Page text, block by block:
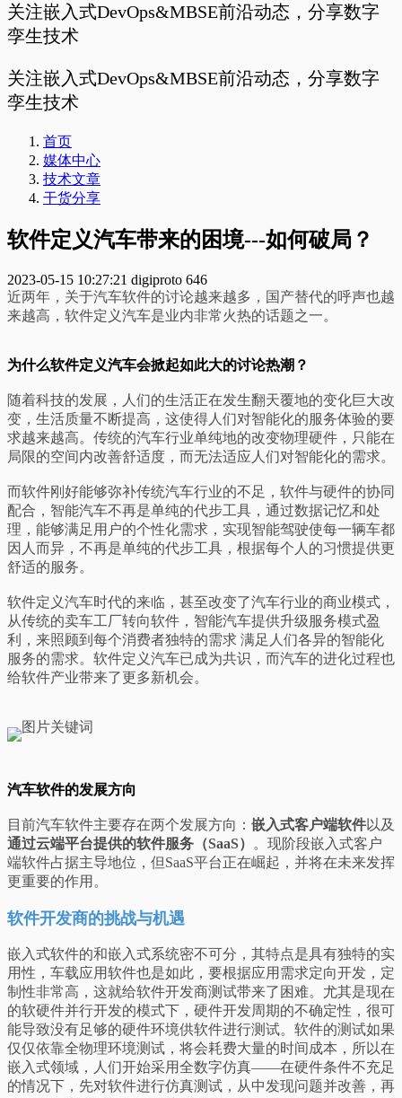
关注嵌入式DevOps&MBSE前沿动态，分享数字
孪生技术
关注嵌入式DevOps&MBSE前沿动态，分享数字
孪生技术
首页
媒体中心
技术文章
干货分享
软件定义汽车带来的困境---如何破局？
2023-05-15 10:27:21 digiproto 646
近两年，关于汽车软件的讨论越来越多，国产替代的呼声也越
来越高，软件定义汽车是业内非常火热的话题之一。
为什么软件定义汽车会掀起如此大的讨论热潮？
随着科技的发展，人们的生活正在发生翻天覆地的变化巨大改
变，生活质量不断提高，这使得人们对智能化的服务体验的要
求越来越高。传统的汽车行业单纯地的改变物理硬件，只能在
局限的空间内改善舒适度，而无法适应人们对智能化的需求。
而软件刚好能够弥补传统汽车行业的不足，软件与硬件的协同
配合，智能汽车不再是单纯的代步工具，通过数据记忆和处
理，能够满足用户的个性化需求，实现智能驾驶使每一辆车都
因人而异，不再是单纯的代步工具，根据每个人的习惯提供更
舒适的服务。
软件定义汽车时代的来临，甚至改变了汽车行业的商业模式，
从传统的卖车工厂转向软件，智能汽车提供升级服务模式盈
利，来照顾到每个消费者独特的需求 满足人们各异的智能化
服务的需求。软件定义汽车已成为共识，而汽车的进化过程也
给软件产业带来了更多新机会。
汽车软件的发展方向
目前汽车软件主要存在两个发展方向： 嵌入式客户端软件以及
通过云端平台提供的软件服务（SaaS）
。现阶段嵌入式客户
端软件占据主导地位，但SaaS平台正在崛起，并将在未来发挥
更重要的作用。
软件开发商的挑战与机遇
嵌入式软件的和嵌入式系统密不可分，其特点是具有独特的实
用性，车载应用软件也是如此，要根据应用需求定向开发，定
制性非常高，这就给软件开发商测试带来了困难。尤其是现在
的软硬件并行开发的模式下，硬件开发周期的不确定性，很可
能导致没有足够的硬件环境供软件进行测试。软件的测试如果
仅仅依靠全物理环境测试，将会耗费大量的时间成本，所以在
嵌入式领域，人们开始采用全数字仿真——在硬件条件不充足
的情况下，先对软件进行仿真测试，从中发现问题并改善，再